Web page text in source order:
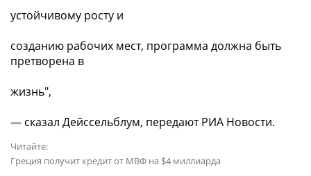
устойчивому росту и
созданию рабочих мест, программа должна быть
претворена в
жизнь",
— сказал Дейссельблум, передают РИА Новости.
Читайте:
Греция получит кредит от МВФ на $4 миллиарда